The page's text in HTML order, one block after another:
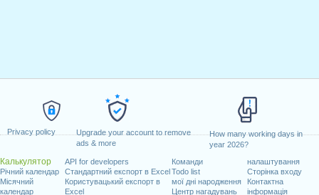
Privacy policy
Upgrade your account to remove
ads & more
How many working days in
year 2026?
Калькулятор
Річний календар
Місячний
календар
API for developers
Стандартний експорт в Excel
Користувацький експорт в
Excel
Команди
Todo list
мої дні народження
Центр нагадувань
налаштування
Сторінка входу
Контактна
інформація